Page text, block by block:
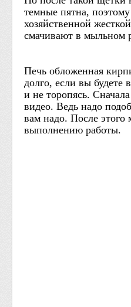
темные пятна,
хозяйственной
смачивают в мыльном
Печь обложенная
долго, если вы будете
и не торопясь.
видео. Ведь надо
вам надо. После этого
выполнению работы.